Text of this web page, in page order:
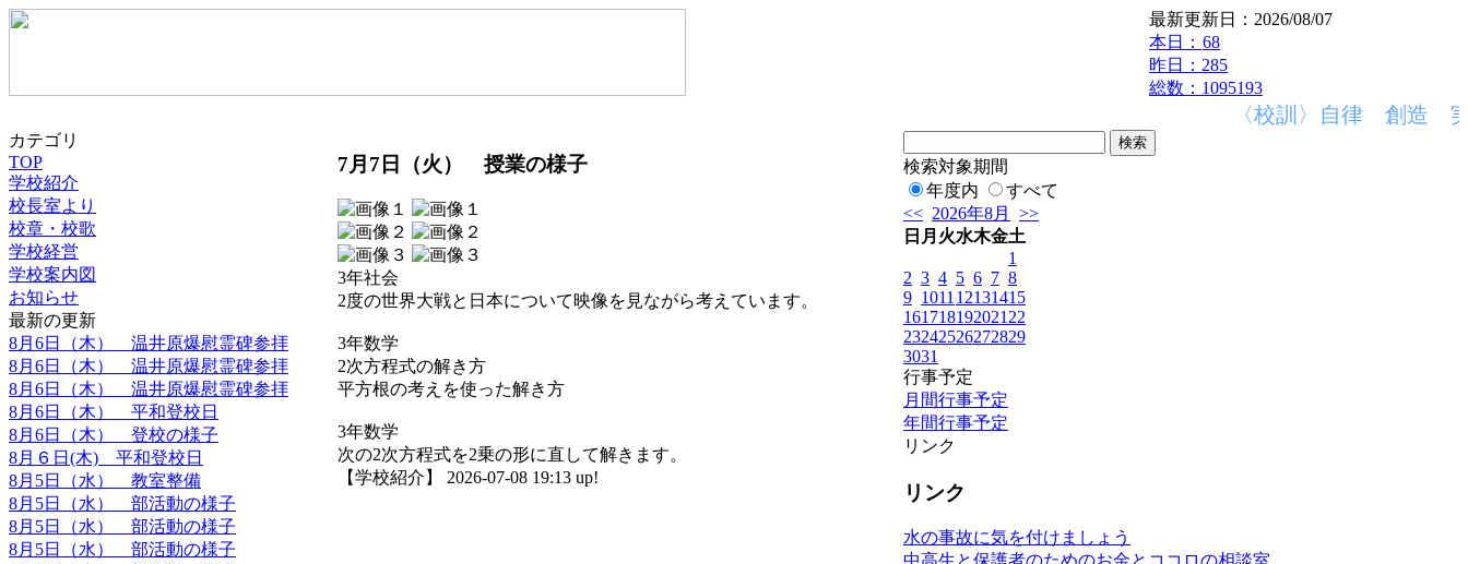
最新更新日：2026/08/07
本日： 68
昨日：285
総数：1095193
〈校訓〉自律 創造 実
カテゴリ
TOP
学校紹介
校長室より
校章・校歌
学校経営
学校案内図
お知らせ
最新の更新
8月6日（木） 温井原爆慰霊碑参拝
8月6日（木） 温井原爆慰霊碑参拝
8月6日（木） 温井原爆慰霊碑参拝
8月6日（木） 平和登校日
8月6日（木） 登校の様子
8月６日(木) 平和登校日
8月5日（水） 教室整備
8月5日（水） 部活動の様子
8月5日（水） 部活動の様子
8月5日（水） 部活動の様子
7月7日（火） 授業の様子
3年社会
2度の世界大戦と日本について映像を見ながら考えています。
3年数学
2次方程式の解き方
平方根の考えを使った解き方
3年数学
次の2次方程式を2乗の形に直して解きます。
【学校紹介】 2026-07-08 19:13 up!
検索対象期間
年度内
すべて
<< 2026年8月
>>
日 月 火水木金土
1
2 3 4 5 6 7 8
9 1011 12131415
161718192021 22
23242526272829
3031
行事予定
月間行事予定
年間行事予定
リンク
リンク
水の事故に気を付けましょう